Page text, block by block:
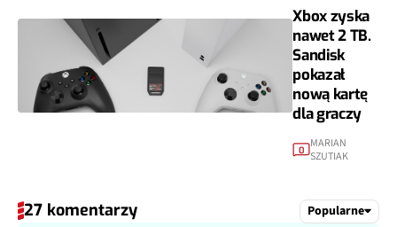
Xbox zyska
nawet 2 TB.
Sandisk
pokazał
nową kartę
dla graczy
0
MARIAN
SZUTIAK
27 komentarzy Popularne